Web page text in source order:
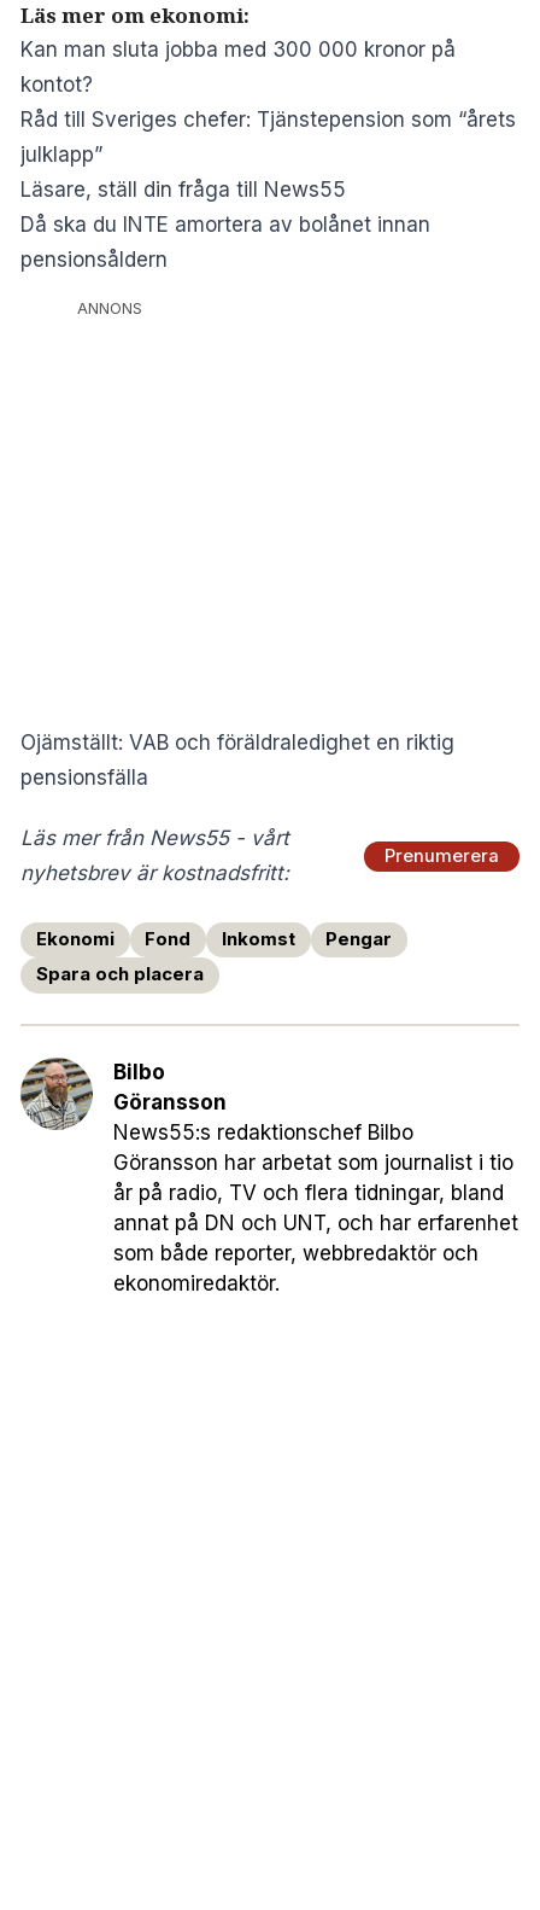
Läs mer om ekonomi:
Kan man sluta jobba med 300 000 kronor på
kontot?
Råd till Sveriges chefer: Tjänstepension som “årets
julklapp”
Läsare, ställ din fråga till News55
Då ska du INTE amortera av bolånet innan
pensionsåldern
ANNONS
Ojämställt: VAB och föräldraledighet en riktig
pensionsfälla
Läs mer från News55 - vårt
nyhetsbrev är kostnadsfritt:
Prenumerera
Ekonomi Fond Inkomst
Pengar
Spara och placera
Bilbo
Göransson
News55:s redaktionschef Bilbo
Göransson har arbetat som journalist i tio
år på radio, TV och flera tidningar, bland
annat på DN och UNT, och har erfarenhet
som både reporter, webbredaktör och
ekonomiredaktör.